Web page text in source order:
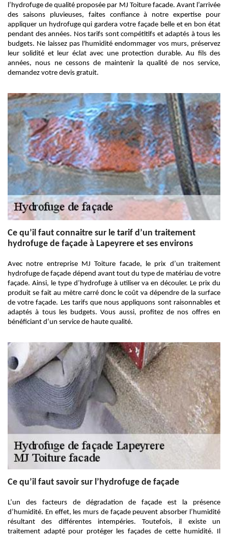
l’hydrofuge de qualité proposée par MJ Toiture facade. Avant l’arrivée
des saisons pluvieuses, faites confiance à notre expertise pour
appliquer un hydrofuge qui gardera votre façade belle et en bon état
pendant des années. Nos tarifs sont compétitifs et adaptés à tous les
budgets. Ne laissez pas l'humidité endommager vos murs, préservez
leur solidité et leur éclat avec une protection durable. Au fils des
années, nous ne cessons de maintenir la qualité de nos service,
demandez votre devis gratuit.
Ce qu’il faut connaitre sur le tarif d’un traitement
hydrofuge de façade à Lapeyrere et ses environs
Avec notre entreprise MJ Toiture facade, le prix d’un traitement
hydrofuge de façade dépend avant tout du type de matériau de votre
façade. Ainsi, le type d’hydrofuge à utiliser va en découler. Le prix du
produit se fait au mètre carré donc le coût va dépendre de la surface
de votre façade. Les tarifs que nous appliquons sont raisonnables et
adaptés à tous les budgets. Vous aussi, profitez de nos offres en
bénéficiant d’un service de haute qualité.
Ce qu’il faut savoir sur l’hydrofuge de façade
L’un des facteurs de dégradation de façade est la présence
d’humidité. En effet, les murs de façade peuvent absorber l’humidité
résultant des différentes intempéries. Toutefois, il existe un
traitement adapté pour protéger les façades de cette humidité. Il